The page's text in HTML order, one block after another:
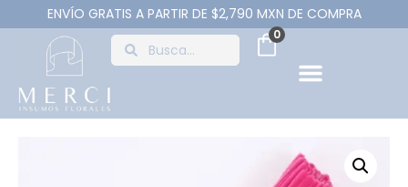
ENVÍO GRATIS A PARTIR DE $2,790 MXN DE COMPRA
0